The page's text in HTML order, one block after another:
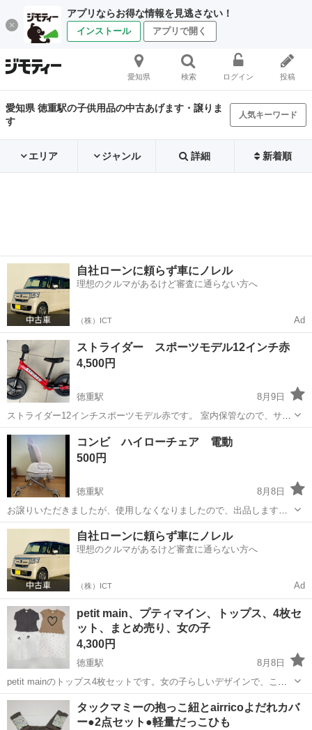
アプリならお得な情報を見逃さない！
インストール アプリで開く
愛知県 検索 ログイン 投稿
愛知県 徳重駅の子供用品の中古あげます・譲りま
す
人気キーワード
エリア ジャンル 詳細 新着順
自社ローンに頼らず車にノレル
理想のクルマがあるけど審査に通らない方へ
（株）ICT Ad
ストライダー スポーツモデル12インチ赤
4,500円
徳重駅
8月9日
ストライダー12インチスポーツモデル赤です。 室内保管なので、サビ
などなく、大きな傷もないと思います。 箱付きです。
愛知 名古屋市 徳重駅
コンビ ハイローチェア 電動
500円
徳重駅
8月8日
お譲りいただきましたが、使用しなくなりましたので、出品します。
説明書ありません。ネットで検索したらでてくるとおもいます。 動作
確認済み 使用感はありますか、クッションなどひいてしようしていま
した。 必要であればおつけし...
愛知 愛知郡 徳重駅 ベビー用品
自社ローンに頼らず車にノレル
理想のクルマがあるけど審査に通らない方へ
（株）ICT Ad
petit main、プティマイン、トップス、4枚セ
ット、まとめ売り、女の子
4,300円
徳重駅
8月8日
petit mainのトップス4枚セットです。女の子らしいデザインで、これ
からの季節に活躍するアイテムです。目立った傷や汚れはなく、まだ
まだ可愛く着ていただけます。 ミッキーマウスの刺繍入りブラウスは
水通しのみで美品で...
愛知 名古屋市 徳重駅 ベビー用品
タックマミーの抱っこ紐とairricoよだれカバ
ー●2点セット●軽量だっこひも